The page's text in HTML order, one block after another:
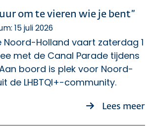
om te vieren wie je bent”
15 juli 2026
Noord-Holland vaart zaterdag 1
met de Canal Parade tijdens
boord is plek voor Noord-
de LHBTQI+-community.
Lees meer